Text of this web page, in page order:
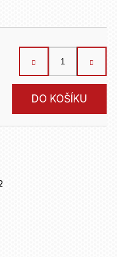
DO KOŠÍKU